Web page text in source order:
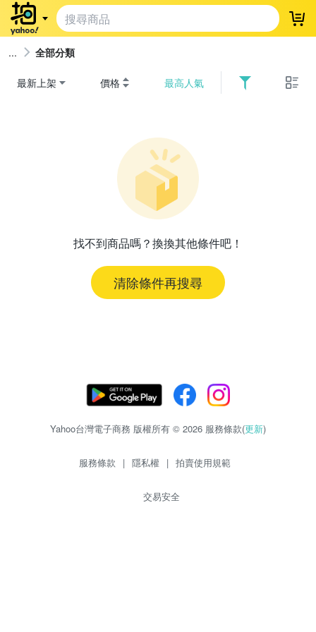
登
全部分類
最新上架 價格 最高人氣
找不到商品嗎？換換其他條件吧！
清除條件再搜尋
Yahoo台灣電子商務 版權所有 © 2026 服務條款(更新)
服務條款 | 隱私權 | 拍賣使用規範
交易安全